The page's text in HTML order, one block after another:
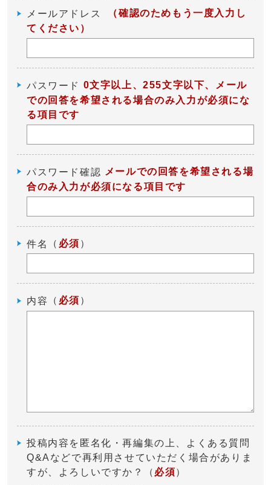
メールアドレス
（確認のためもう一度入力し
てください）
パスワード 0文字以上、255文字以下、メール
での回答を希望される場合のみ入力が必須にな
る項目です
パスワード確認 メールでの回答を希望される場
合のみ入力が必須になる項目です
件名 （ 必須 ）
内容 （ 必須 ）
投稿内容を匿名化・再編集の上、よくある質問
Q&Aなどで再利用させていただく場合がありま
すが、よろしいですか？
（ 必須）